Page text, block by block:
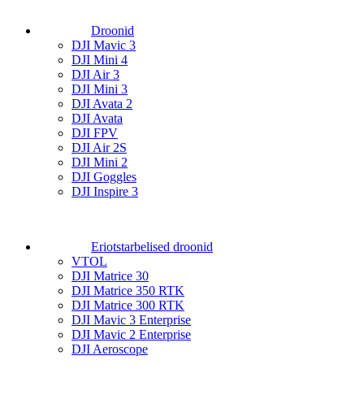
Droonid
DJI Mavic 3
DJI Mini 4
DJI Air 3
DJI Mini 3
DJI Avata 2
DJI Avata
DJI FPV
DJI Air 2S
DJI Mini 2
DJI Goggles
DJI Inspire 3
Eriotstarbelised droonid
VTOL
DJI Matrice 30
DJI Matrice 350 RTK
DJI Matrice 300 RTK
DJI Mavic 3 Enterprise
DJI Mavic 2 Enterprise
DJI Aeroscope